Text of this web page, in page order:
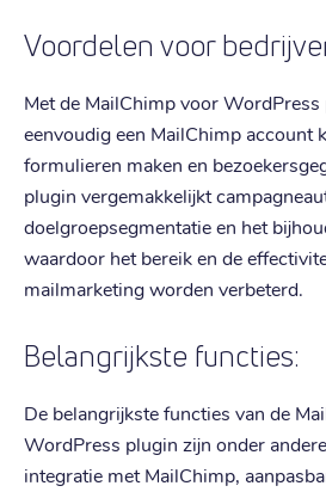
Voordelen voor
Met de MailChimp voor
eenvoudig een MailChimp account
formulieren maken en
plugin vergemakkelijkt
doelgroepsegmentatie en het
waardoor het bereik en de
mailmarketing worden verbeterd.
Belangrijkste functies:
De belangrijkste functies van de
WordPress plugin zijn onder
integratie met MailChimp,